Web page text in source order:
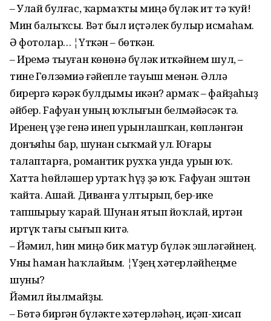
– Улай булғас, ҡармаҡты миңә бүләк ит тә ҡуй!
Мин балыҡсы. Вәт был иҫтәлек булыр исмаһам.
Ә фотолар… ¦Үткән – бөткән.
– Иремә тыуған көнөнә бүләк иткәйнем шул, –
тине Гөлзәмиә ғәйепле тауыш менән. Әллә
бирергә кәрәк булдымы икән? Ҡармаҡ – файҙаһыҙ
әйбер. Fафуан уның юҡлығын белмәйәсәк тә.
Иренең үҙе генә инеп урынлашҡан, көпләнгән
донъяһы бар, шунан сыҡмай ул. Юғары
талаптарға, романтик рухҡа унда урын юҡ.
Хатта һөйләшер уртаҡ һүҙ ҙә юҡ. Fафуан эштән
ҡайта. Ашай. Диванға ултырып, бер-ике
тапшырыу ҡарай. Шунан ятып йоҡлай, иртән
иртүк тағы сығып китә.
– Йәмил, һин миңә бик матур бүләк эшләгәйнең.
Уны һаман һаҡлайым. ¦Үҙең хәтерләйһеңме
шуны?
Йәмил йылмайҙы.
– Бөтә биргән бүләкте хәтерләһәң, иҫәп-хисап